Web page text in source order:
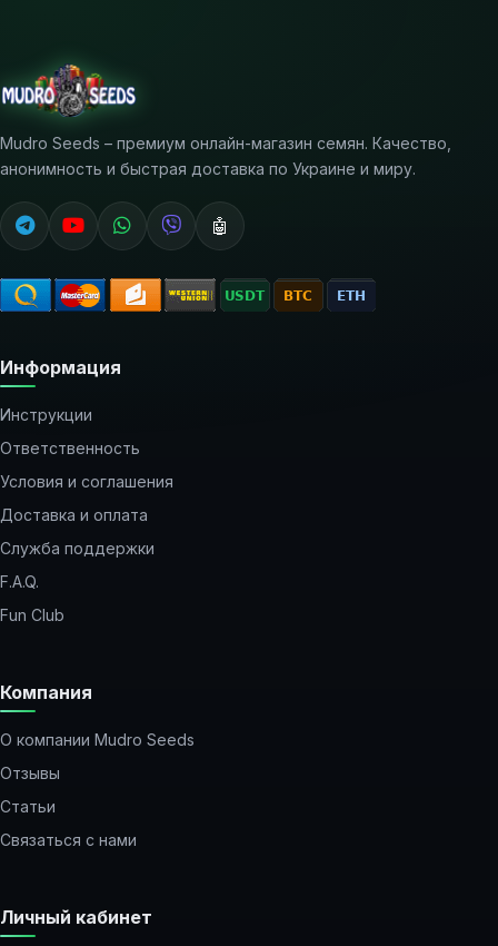
Mudro Seeds – премиум онлайн-магазин семян. Качество,
анонимность и быстрая доставка по Украине и миру.
🤖
Информация
Инструкции
Ответственность
Условия и соглашения
Доставка и оплата
Служба поддержки
F.A.Q.
Fun Club
Компания
О компании Mudro Seeds
Отзывы
Статьи
Связаться с нами
Личный кабинет